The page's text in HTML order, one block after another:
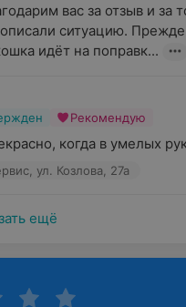
вас за отзыв и за
ситуацию.
идёт на поправк...
Рекомендую
когда в умелых
ул. Козлова, 27а
ещё